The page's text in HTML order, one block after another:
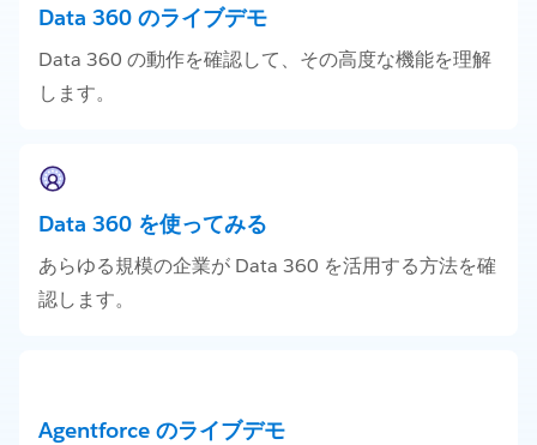
Data 360 のライブデモ
Data 360 の動作を確認して、その高度な機能を理解
します。
Data 360 を使ってみる
あらゆる規模の企業が Data 360 を活用する方法を確
認します。
Agentforce のライブデモ